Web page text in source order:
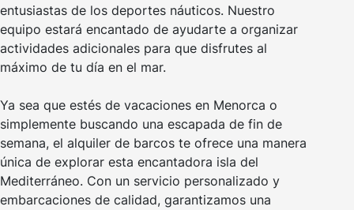
entusiastas de los deportes náuticos. Nuestro
equipo estará encantado de ayudarte a organizar
actividades adicionales para que disfrutes al
máximo de tu día en el mar.
Ya sea que estés de vacaciones en Menorca o
simplemente buscando una escapada de fin de
semana, el alquiler de barcos te ofrece una manera
única de explorar esta encantadora isla del
Mediterráneo. Con un servicio personalizado y
embarcaciones de calidad, garantizamos una